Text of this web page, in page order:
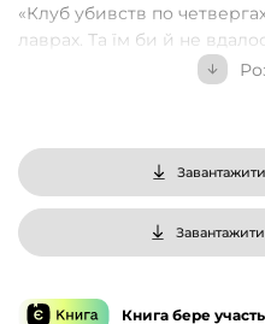
«Клуб убивств по
лаврах. Та їм би й не
листа — не дуже бажаний
закоханий у свій садочок,
класично суворий
браслети дружби,
головне — зниклі діаманти
фунтів. Як тут встояти і
Книга бере